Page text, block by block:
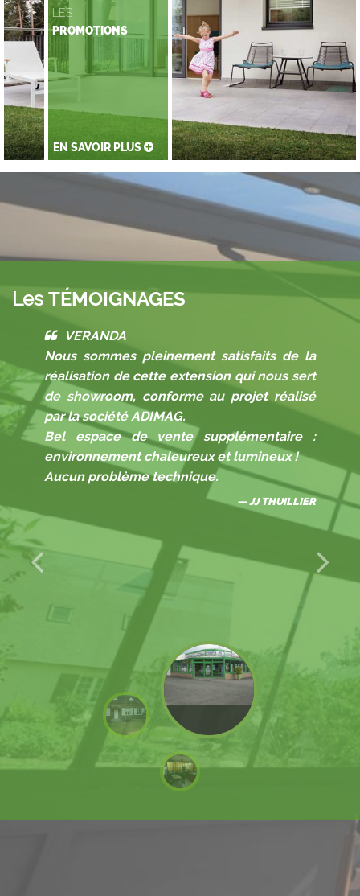
LES
PROMOTIONS
EN SAVOIR PLUS
Les TÉMOIGNAGES
VERANDA
Nous sommes pleinement satisfaits de la
réalisation de cette extension qui nous sert
de showroom, conforme au projet réalisé
par la société ADIMAG.
Bel espace de vente supplémentaire :
environnement chaleureux et lumineux !
Aucun problème technique.
JJ THUILLIER